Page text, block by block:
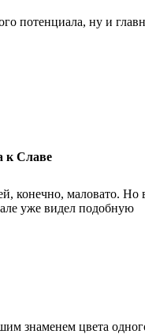
потенциала, ну и
к Славе
конечно, маловато. Но
уже видел подобную
знаменем цвета